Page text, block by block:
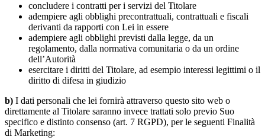
concludere i contratti per i servizi del Titolare
adempiere agli obblighi precontrattuali, contrattuali e fiscali
derivanti da rapporti con Lei in essere
adempiere agli obblighi previsti dalla legge, da un
regolamento, dalla normativa comunitaria o da un ordine
dell’Autorità
esercitare i diritti del Titolare, ad esempio interessi legittimi o il
diritto di difesa in giudizio
b) I dati personali che lei fornirà attraverso questo sito web o
direttamente al Titolare saranno invece trattati solo previo Suo
specifico e distinto consenso (art. 7 RGPD), per le seguenti Finalità
di Marketing: